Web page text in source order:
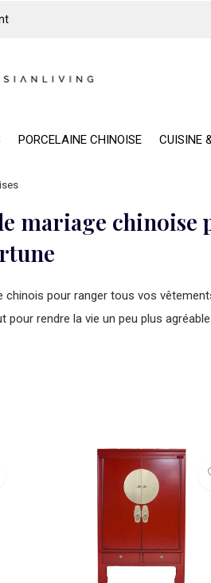
PORCELAINE CHINOISE CUISINE
mariage
chinois pour ranger tous vos
pour rendre la vie un peu plus